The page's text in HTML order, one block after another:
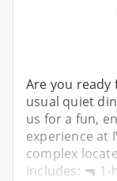
Are you ready
usual quiet
us for a fun,
experience at
complex
includes: 🔫 1-